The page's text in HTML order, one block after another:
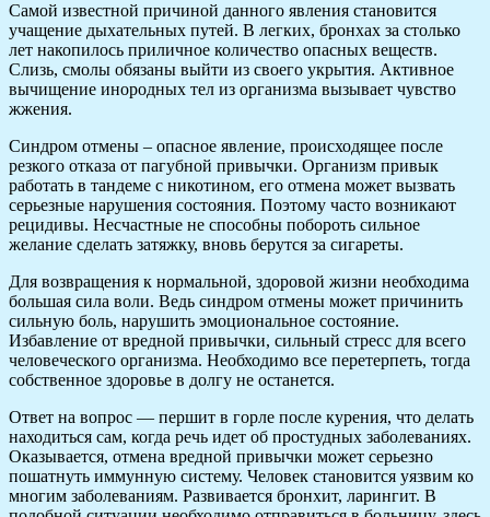
Самой известной причиной данного явления становится
учащение дыхательных путей. В легких, бронхах за столько
лет накопилось приличное количество опасных веществ.
Слизь, смолы обязаны выйти из своего укрытия. Активное
вычищение инородных тел из организма вызывает чувство
жжения.
Синдром отмены – опасное явление, происходящее после
резкого отказа от пагубной привычки. Организм привык
работать в тандеме с никотином, его отмена может вызвать
серьезные нарушения состояния. Поэтому часто возникают
рецидивы. Несчастные не способны побороть сильное
желание сделать затяжку, вновь берутся за сигареты.
Для возвращения к нормальной, здоровой жизни необходима
большая сила воли. Ведь синдром отмены может причинить
сильную боль, нарушить эмоциональное состояние.
Избавление от вредной привычки, сильный стресс для всего
человеческого организма. Необходимо все перетерпеть, тогда
собственное здоровье в долгу не останется.
Ответ на вопрос — першит в горле после курения, что делать
находиться сам, когда речь идет об простудных заболеваниях.
Оказывается, отмена вредной привычки может серьезно
пошатнуть иммунную систему. Человек становится уязвим ко
многим заболеваниям. Развивается бронхит, ларингит. В